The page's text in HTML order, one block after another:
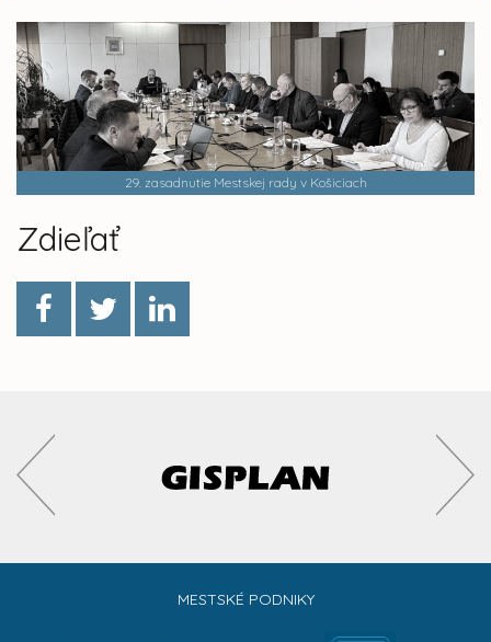
29. zasadnutie Mestskej rady v Košiciach
Zdieľať
MESTSKÉ PODNIKY